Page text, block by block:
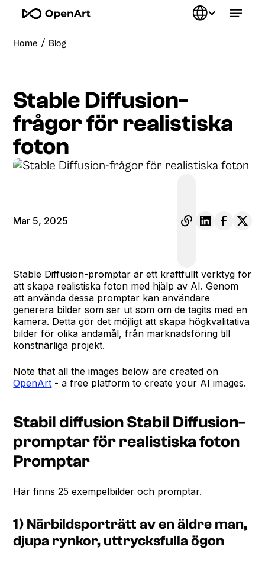
Home / Blog
Stable Diffusion-
frågor för realistiska
foton
Mar 5, 2025
Stable Diffusion-promptar är ett kraftfullt verktyg för
att skapa realistiska foton med hjälp av AI. Genom
att använda dessa promptar kan användare
generera bilder som ser ut som om de tagits med en
kamera. Detta gör det möjligt att skapa högkvalitativa
bilder för olika ändamål, från marknadsföring till
konstnärliga projekt.
Note that all the images below are created on
OpenArt - a free platform to create your AI images.
Stabil diffusion Stabil Diffusion-
promptar för realistiska foton
Promptar
Här finns 25 exempelbilder och promptar.
1) Närbildsporträtt av en äldre man,
djupa rynkor, uttrycksfulla ögon